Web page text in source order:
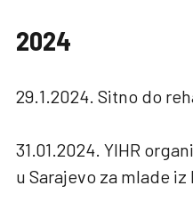
2024
29.1.2024. Sitno do
31.01.2024. YIHR
u Sarajevo za mlade iz